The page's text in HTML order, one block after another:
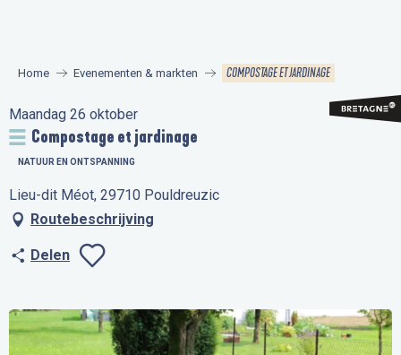
principal
Home Evenementen & markten COMPOSTAGE ET JARDINAGE
Maandag 26 oktober
Compostage et jardinage
NATUUR EN ONTSPANNING
Lieu-dit Méot, 29710 Pouldreuzic
Routebeschrijving
Delen